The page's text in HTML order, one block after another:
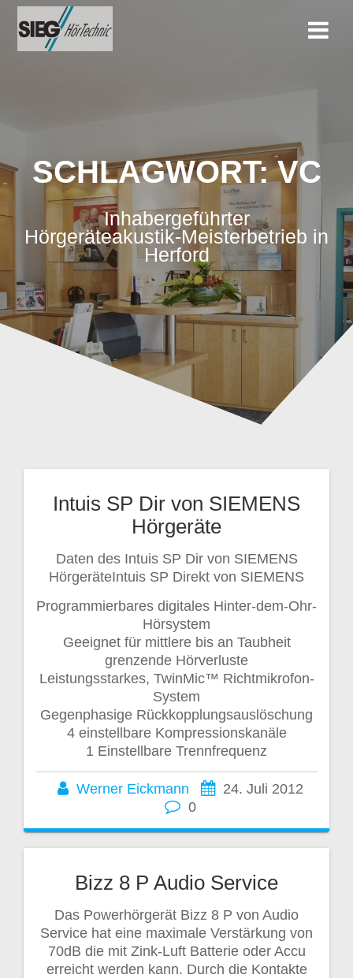
SCHLAGWORT:VC
Inhabergeführter
Hörgeräteakustik-Meisterbetrieb in
Herford
Intuis SP Dir von SIEMENS
Hörgeräte
Daten des Intuis SP Dir von SIEMENS
HörgeräteIntuis SP Direkt von SIEMENS
Programmierbares digitales Hinter-dem-Ohr-
Hörsystem
Geeignet für mittlere bis an Taubheit
grenzende Hörverluste
Leistungsstarkes, TwinMic™ Richtmikrofon-
System
Gegenphasige Rückkopplungsauslöschung
4 einstellbare Kompressionskanäle
1 Einstellbare Trennfrequenz
Werner Eickmann
24. Juli 2012
0
Bizz 8 P Audio Service
Das Powerhörgerät Bizz 8 P von Audio
Service hat eine maximale Verstärkung von
70dB die mit Zink-Luft Batterie oder Accu
erreicht werden kann. Durch die Kontakte